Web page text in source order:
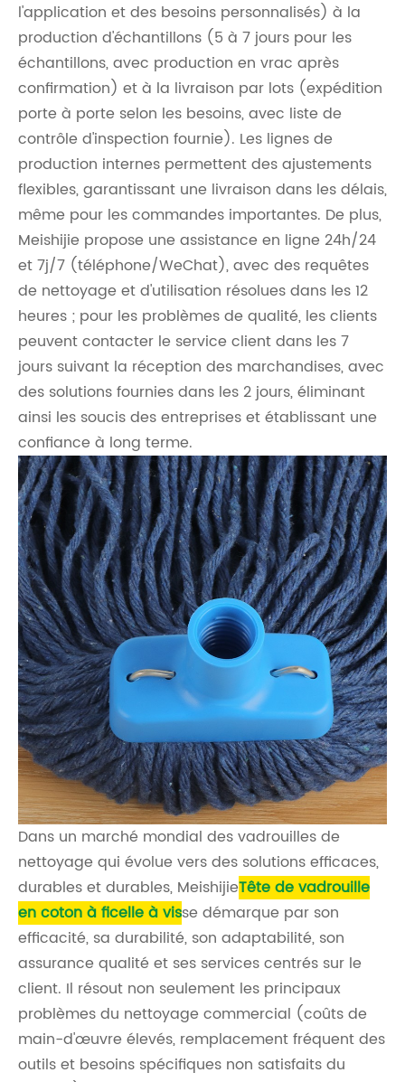
l'application et des besoins personnalisés) à la
production d'échantillons (5 à 7 jours pour les
échantillons, avec production en vrac après
confirmation) et à la livraison par lots (expédition
porte à porte selon les besoins, avec liste de
contrôle d'inspection fournie). Les lignes de
production internes permettent des ajustements
flexibles, garantissant une livraison dans les délais,
même pour les commandes importantes. De plus,
Meishijie propose une assistance en ligne 24h/24
et 7j/7 (téléphone/WeChat), avec des requêtes
de nettoyage et d'utilisation résolues dans les 12
heures ; pour les problèmes de qualité, les clients
peuvent contacter le service client dans les 7
jours suivant la réception des marchandises, avec
des solutions fournies dans les 2 jours, éliminant
ainsi les soucis des entreprises et établissant une
confiance à long terme.
Dans un marché mondial des vadrouilles de
nettoyage qui évolue vers des solutions efficaces,
durables et durables, MeishijieTête de vadrouille
en coton à ficelle à visse démarque par son
efficacité, sa durabilité, son adaptabilité, son
assurance qualité et ses services centrés sur le
client. Il résout non seulement les principaux
problèmes du nettoyage commercial (coûts de
main-d'œuvre élevés, remplacement fréquent des
outils et besoins spécifiques non satisfaits du